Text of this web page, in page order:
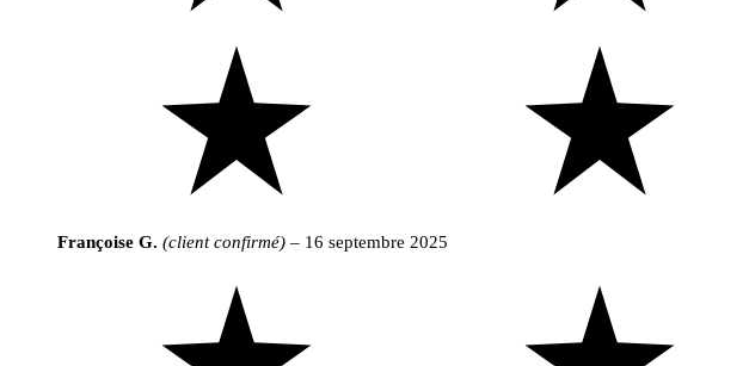
Françoise G. (client confirmé) – 16 septembre 2025